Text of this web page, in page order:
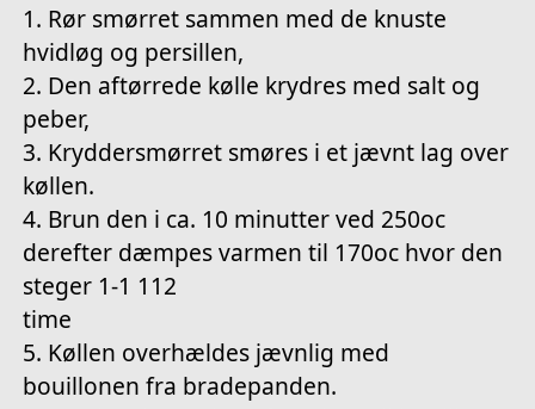
1. Rør smørret sammen med de knuste
hvidløg og persillen,
2. Den aftørrede kølle krydres med salt og
peber,
3. Kryddersmørret smøres i et jævnt lag over
køllen.
4. Brun den i ca. 10 minutter ved 250oc
derefter dæmpes varmen til 170oc hvor den
steger 1-1 112
time
5. Køllen overhældes jævnlig med
bouillonen fra bradepanden.